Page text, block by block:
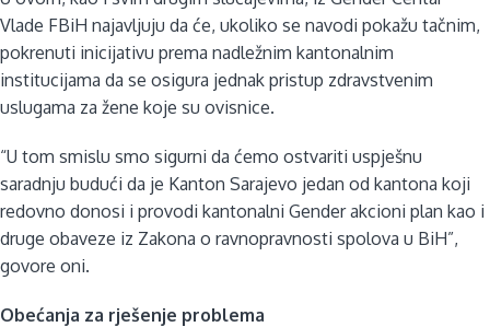
Vlade FBiH najavljuju da će, ukoliko se navodi pokažu tačnim,
pokrenuti inicijativu prema nadležnim kantonalnim
institucijama da se osigura jednak pristup zdravstvenim
uslugama za žene koje su ovisnice.
“U tom smislu smo sigurni da ćemo ostvariti uspješnu
saradnju budući da je Kanton Sarajevo jedan od kantona koji
redovno donosi i provodi kantonalni Gender akcioni plan kao i
druge obaveze iz Zakona o ravnopravnosti spolova u BiH”,
govore oni.
Obećanja za rješenje problema